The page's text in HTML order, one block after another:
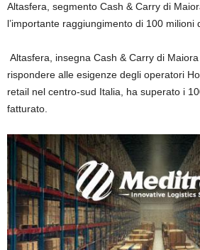
Altasfera, segmento Cash & Carry di
l’importante raggiungimento di 100 milioni
Altasfera, insegna Cash & Carry di
rispondere alle esigenze degli operatori
retail nel centro-sud Italia, ha superato i
fatturato.